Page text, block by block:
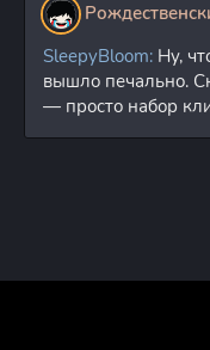
SleepyBloom: Ну,
вышло печально.
— просто набор